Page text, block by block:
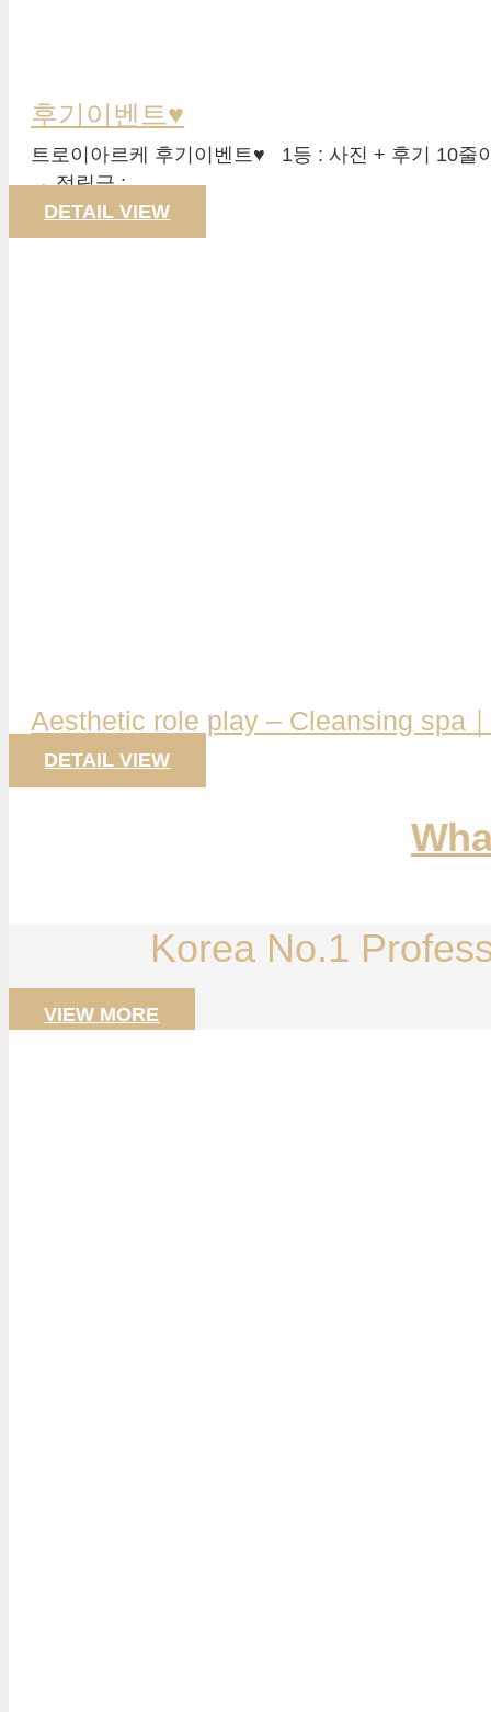
후기이벤트♥
트로이아르케 후기이벤트♥ 1등 : 사진 + 후기 10
→ 적립금 :…
DETAIL VIEW
Aesthetic role play – Cleansing spa
DETAIL VIEW
Korea No.1
VIEW MORE